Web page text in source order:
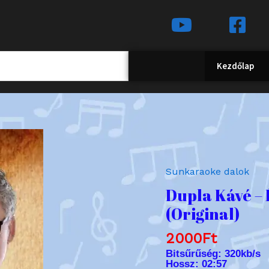
Kezdőlap
Sunkaraoke dalok
Dupla Kávé
(Original)
2000Ft
Bitsűrűség: 320kb/s
Hossz:02:57
Dupla
Én
már
veled
nem
lehetek
boldog
(Original)